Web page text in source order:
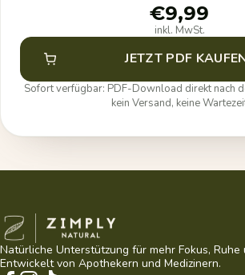
€9,99
inkl. MwSt.
JETZT PDF
Sofort verfügbar: PDF-Download direkt nach
kein Versand, keine
Zimply Natural
Natürliche Unterstützung für mehr Fokus,
Entwickelt von Apothekern und Medizinern.